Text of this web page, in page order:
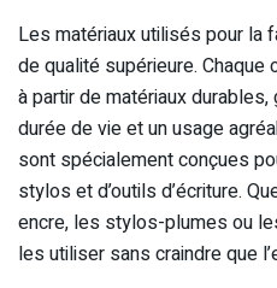
Les matériaux utilisés pour la
de qualité supérieure.
à partir de matériaux
durée de vie et un usage
sont spécialement conçues
stylos et d’outils d’écriture.
encre, les stylos-plumes ou
les utiliser sans craindre que